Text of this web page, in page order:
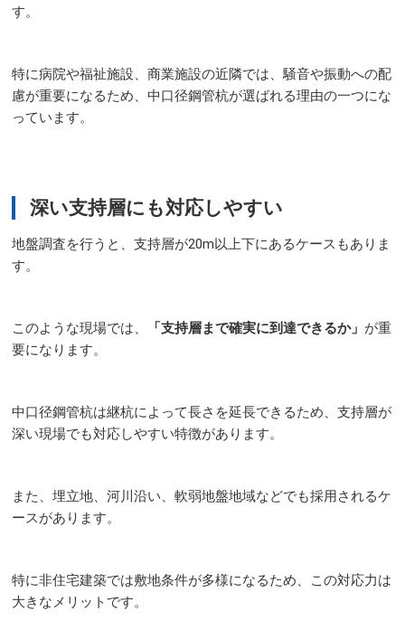
す。
特に病院や福祉施設、商業施設の近隣では、騒音や振動への配
慮が重要になるため、中口径鋼管杭が選ばれる理由の一つにな
っています。
深い支持層にも対応しやすい
地盤調査を行うと、支持層が20m以上下にあるケースもありま
す。
このような現場では、 「支持層まで確実に到達できるか」 が重
要になります。
中口径鋼管杭は継杭によって長さを延長できるため、支持層が
深い現場でも対応しやすい特徴があります。
また、埋立地、河川沿い、軟弱地盤地域などでも採用されるケ
ースがあります。
特に非住宅建築では敷地条件が多様になるため、この対応力は
大きなメリットです。